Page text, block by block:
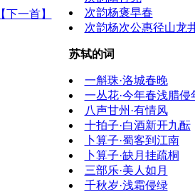
【下一首】
次韵杨褒早春
次韵杨次公惠径山龙
苏轼的词
一斛珠·洛城春晚
一丛花·今年春浅腊侵
八声甘州·有情风
十拍子·白酒新开九酝
卜算子·蜀客到江南
卜算子·缺月挂疏桐
三部乐·美人如月
千秋岁·浅霜侵绿